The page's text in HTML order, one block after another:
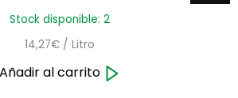
Stock disponible: 2
14,27€ / Litro
Añadir al carrito